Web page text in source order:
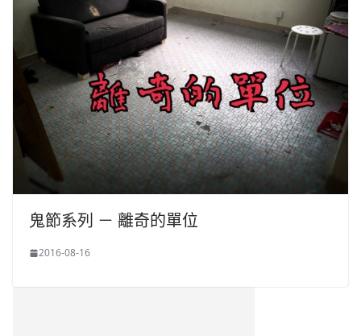
鬼節系列 － 離奇的單位
2016-08-16